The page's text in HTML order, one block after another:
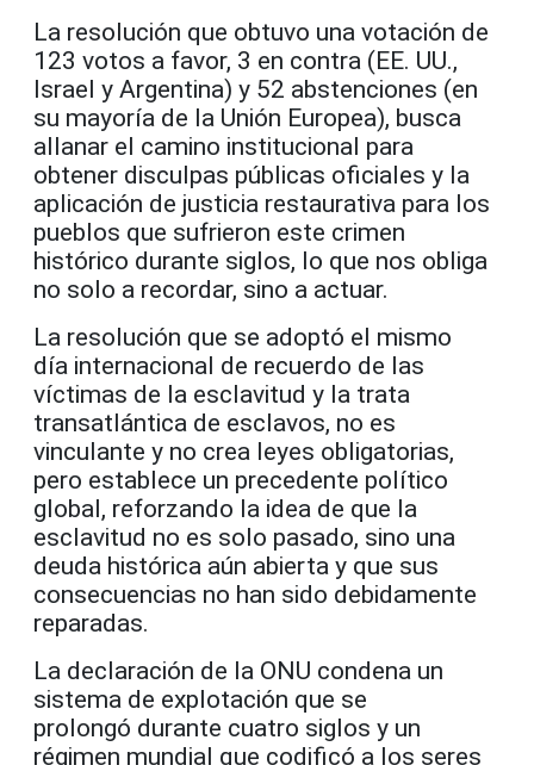
La resolución que obtuvo una votación de
123 votos a favor, 3 en contra (EE. UU.,
Israel y Argentina) y 52 abstenciones (en
su mayoría de la Unión Europea), busca
allanar el camino institucional para
obtener disculpas públicas oficiales y la
aplicación de justicia restaurativa para los
pueblos que sufrieron este crimen
histórico durante siglos, lo que nos obliga
no solo a recordar, sino a actuar.
La resolución que se adoptó el mismo
día internacional de recuerdo de las
víctimas de la esclavitud y la trata
transatlántica de esclavos, no es
vinculante y no crea leyes obligatorias,
pero establece un precedente político
global, reforzando la idea de que la
esclavitud no es solo pasado, sino una
deuda histórica aún abierta y que sus
consecuencias no han sido debidamente
reparadas.
La declaración de la ONU condena un
sistema de explotación que se
prolongó durante cuatro siglos y un
régimen mundial que codificó a los seres